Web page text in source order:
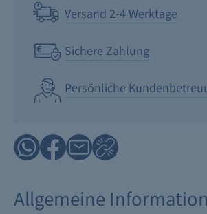
Versand 2-4 Werktage
Sichere Zahlung
Persönliche
Allgemeine